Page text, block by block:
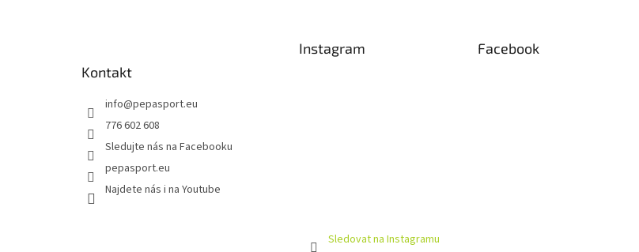
Kontakt
info@pepasport.eu
776 602 608
Sledujte nás na Facebooku
pepasport.eu
Najdete nás i na Youtube
Instagram
Sledovat na Instagramu
Facebook